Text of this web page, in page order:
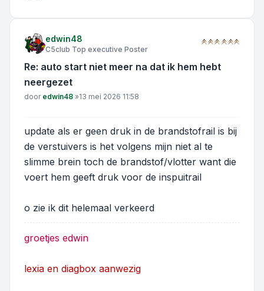
edwin48
C5club Top executive Poster
Re: auto start niet meer na dat ik hem hebt
neergezet
Bericht
door edwin48 »13 mei 2026 11:58
update als er geen druk in de brandstofrail is bij
de verstuivers is het volgens mijn niet al te
slimme brein toch de brandstof/vlotter want die
voert hem geeft druk voor de inspuitrail
o zie ik dit helemaal verkeerd
groetjes edwin
lexia en diagbox aanwezig